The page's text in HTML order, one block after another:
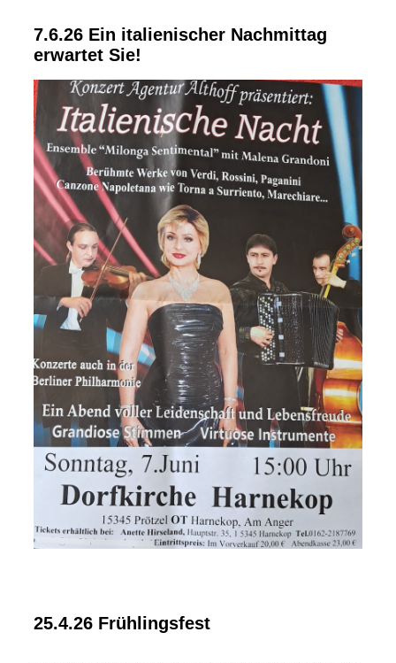
7.6.26 Ein italienischer Nachmittag
erwartet Sie!
25.4.26 Frühlingsfest